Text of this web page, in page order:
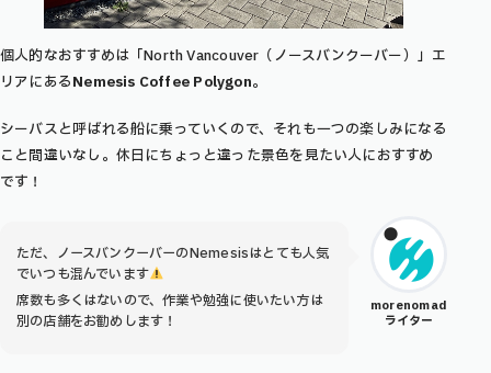
個人的なおすすめは「North Vancouver（ノースバンクーバー）」エ
リアにあるNemesis Coffee Polygon。
シーバスと呼ばれる船に乗っていくので、それも一つの楽しみになる
こと間違いなし。休日にちょっと違った景色を見たい人におすすめ
です！
morenomad
ライター
ただ、ノースバンクーバーのNemesisはとても人気
でいつも混んでいます
席数も多くはないので、作業や勉強に使いたい方は
別の店舗をお勧めします！